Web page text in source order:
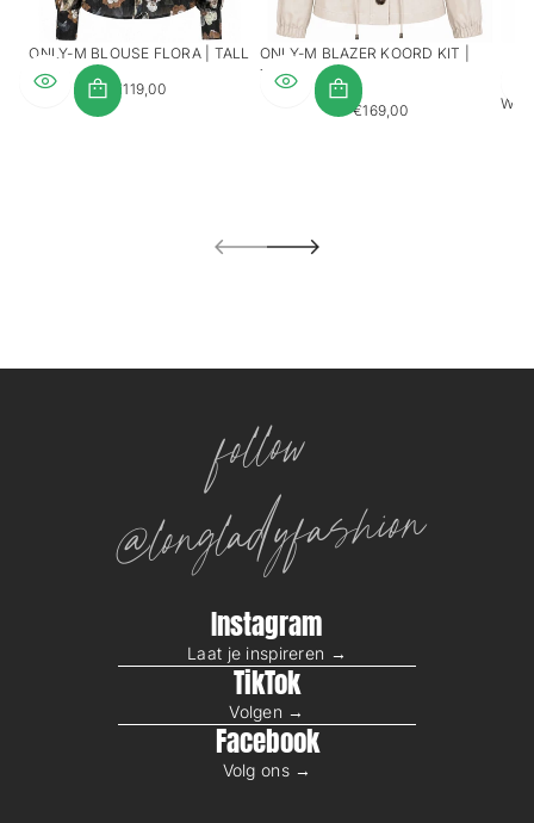
ONLY-M BLOUSE FLORA | TALL
REGULÄRER
€119,00
ONLY-M BLAZER KOORD KIT |
TALL
REGULÄRER
€169,00
follow
@longladyfashion
Instagram
Laat je inspireren →
TikTok
Volgen →
Facebook
Volg ons →